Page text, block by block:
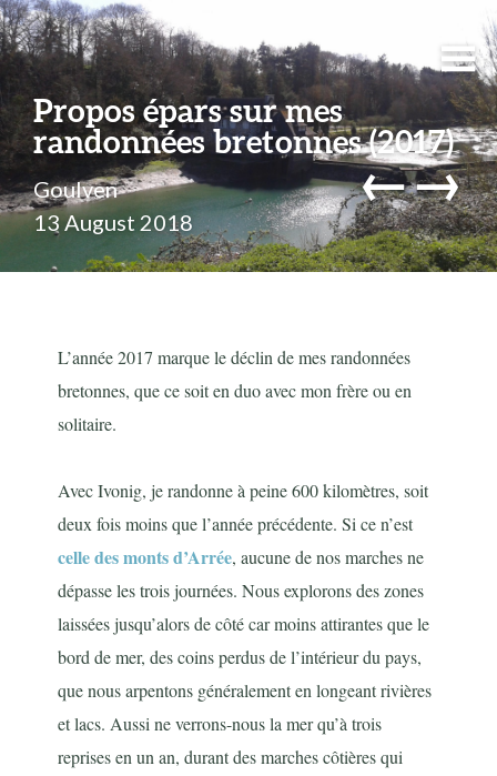
Propos épars sur mes
randonnées bretonnes (2017)
Goulven
13 August 2018
←→
L’année 2017 marque le déclin de mes randonnées
bretonnes, que ce soit en duo avec mon frère ou en
solitaire.
Avec Ivonig, je randonne à peine 600 kilomètres, soit
deux fois moins que l’année précédente. Si ce n’est
celle des monts d’Arrée, aucune de nos marches ne
dépasse les trois journées. Nous explorons des zones
laissées jusqu’alors de côté car moins attirantes que le
bord de mer, des coins perdus de l’intérieur du pays,
que nous arpentons généralement en longeant rivières
et lacs. Aussi ne verrons-nous la mer qu’à trois
reprises en un an, durant des marches côtières qui